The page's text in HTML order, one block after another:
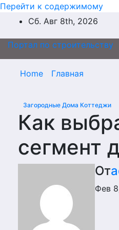
Перейти к содержимому
Сб. Авг 8th, 2026
Портал по строительству
Home Главная
Загородные Дома Коттеджи
Как
сегмент
От
Фев